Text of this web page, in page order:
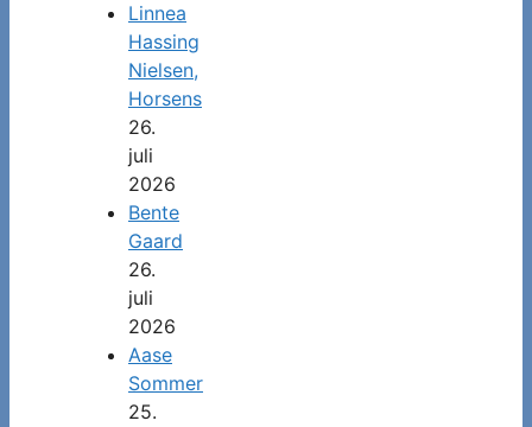
Linnea
Hassing
Nielsen,
Horsens
26.
juli
2026
Bente
Gaard
26.
juli
2026
Aase
Sommer
25.